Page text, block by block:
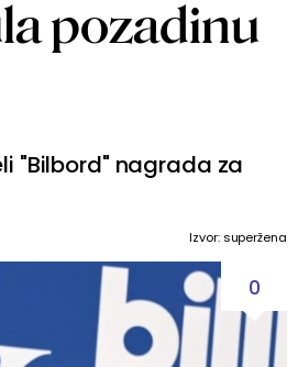
pozadinu
"Bilbord" nagrada za
Izvor: superžena
0